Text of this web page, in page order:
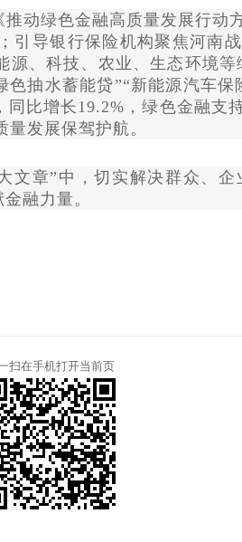
动绿色金融高质量发展行动
引导银行保险机构聚焦河南
、科技、农业、生态环境
抽水蓄能贷”“新能源汽车
比增长19.2%，绿色金融支
发展保驾护航。
文章”中，切实解决群众、
融力量。
扫在手机打开当前页